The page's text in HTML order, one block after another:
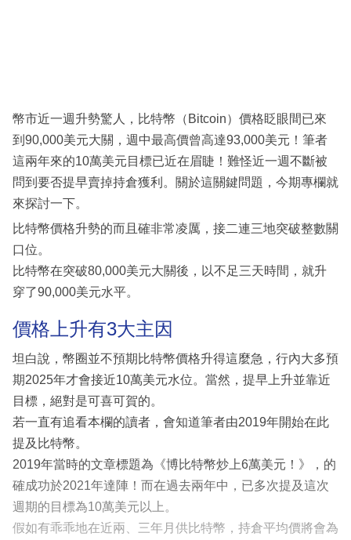
閱
專
區
幣市近一週升勢驚人，比特幣（Bitcoin）價格眨眼間已來
到90,000美元大關，週中最高價曾高達93,000美元！筆者
這兩年來的10萬美元目標已近在眉睫！難怪近一週不斷被
問到要否提早賣掉持倉獲利。關於這關鍵問題，今期專欄就
來探討一下。
比特幣價格升勢的而且確非常凌厲，接二連三地突破整數關
口位。
比特幣在突破80,000美元大關後，以不足三天時間，就升
穿了90,000美元水平。
價格上升有3大主因
坦白說，幣圈並不預期比特幣價格升得這麼急，行內大多預
期2025年才會接近10萬美元水位。當然，提早上升並靠近
目標，絕對是可喜可賀的。
若一直有追看本欄的讀者，會知道筆者由2019年開始在此
提及比特幣。
2019年當時的文章標題為《博比特幣炒上6萬美元！》，的
確成功於2021年達陣！而在過去兩年中，已多次提及這次
週期的目標為10萬美元以上。
假如有乖乖地在近兩、三年月供比特幣，持倉平均價將會為